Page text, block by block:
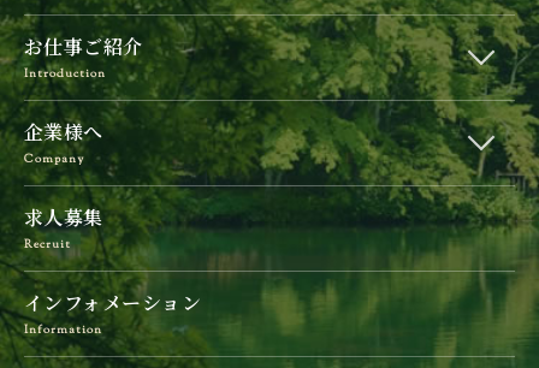
お仕事ご紹介
Introduction
企業様へ
Company
求人募集
Recruit
インフォメーション
Information